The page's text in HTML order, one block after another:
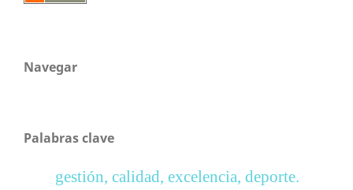
Navegar
Palabras clave
gestión, calidad, excelencia, deporte.